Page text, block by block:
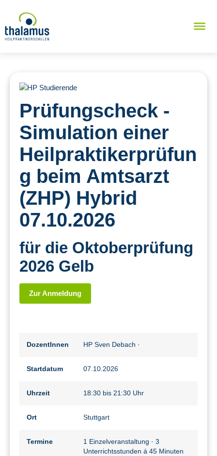
Prüfungscheck -
Simulation einer
Heilpraktikerprüfun
g beim Amtsarzt
(ZHP) Hybrid
07.10.2026
für die Oktoberprüfung
2026 Gelb
Zur Anmeldung
DozentInnen HP Sven Debach ·
Startdatum 07.10.2026
Uhrzeit 18:30 bis 21:30 Uhr
Ort Stuttgart
Termine
1 Einzelveranstaltung · 3
Unterrichtsstunden á 45 Minuten